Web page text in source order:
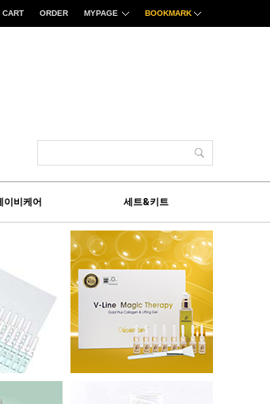
CART ORDER MYPAGE BOOKMARK
이비케어 세트&키트